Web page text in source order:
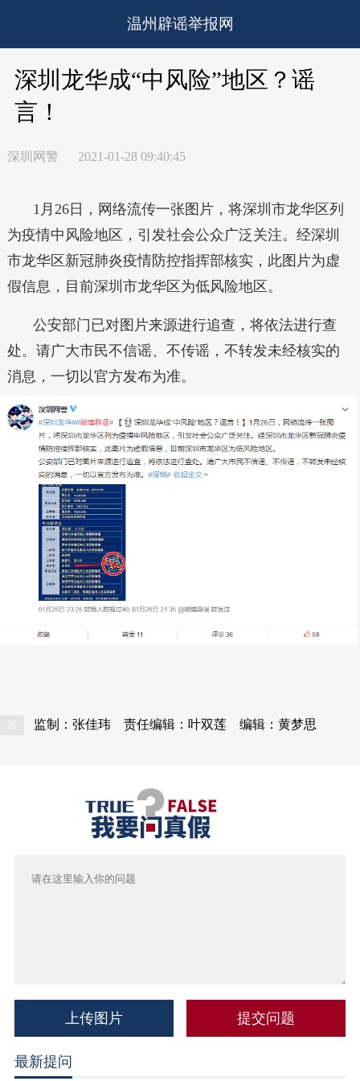
温州辟谣举报网
深圳龙华成“中风险”地区？谣
言！
深圳网警 2021-01-28 09:40:45
1月26日 ，网络流传一张图片，将深圳市龙华区列
为疫情中风险地区，引发社会公众广泛关注。 经深圳
市龙华区新冠肺炎疫情防控指挥部核实，此图片为虚
假信息，目前深圳市龙华区为低风险地区。
公安部门已对图片来源进行追查，将依法进行查
处。 请广大市民不信谣、不传谣，不转发未经核实的
消息，一切以官方发布为准。
N 监制：张佳玮 责任编辑：叶双莲 编辑：黄梦思
上传图片
最新提问